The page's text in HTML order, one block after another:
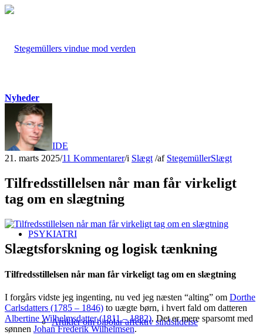
FORSIDE
PSYKIATRI
Artikler om bipolar affektiv sindslidelse
Nyheder
21. marts 2025/11 Kommentarer/i Slægt /af StegemüllerSlægt
Tilfredsstillelsen når man får virkeligt
tag om en slægtning
Slægtsforskning og logisk tænkning
Tilfredsstillelsen når man får virkeligt tag om en slægtning
I forgårs vidste jeg ingenting, nu ved jeg næsten “alting” om Dorthe
Carlsdatters (1785 – 1846) to uægte børn, i hvert fald om datteren
Albertine Wilhelmsdatter (1811 – 1882). Det er mere sparsomt med
sønnen Johan Frederik Wilhelmsen.